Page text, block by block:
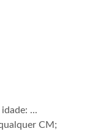
...
CM;